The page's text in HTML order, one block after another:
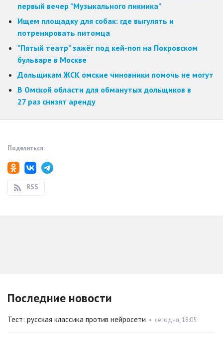
первый вечер "Музыкального пикника"
Ищем площадку для собак: где выгулять и
потренировать питомца
"Пятый театр" зажёг под кей-поп на Покровском
бульваре в Москве
Дольщикам ЖСК омские чиновники помочь не могут
В Омской области для обманутых дольщиков в
27 раз снизят аренду
Поделиться:
RSS
Последние новости
Тест: русская классика против нейросети • сегодня, 18:05